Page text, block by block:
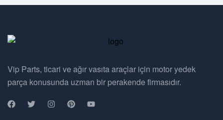
Vip Parts, ticari ve ağır vasıta araçlar için motor yedek
parça konusunda uzman bir perakende firmasıdır.